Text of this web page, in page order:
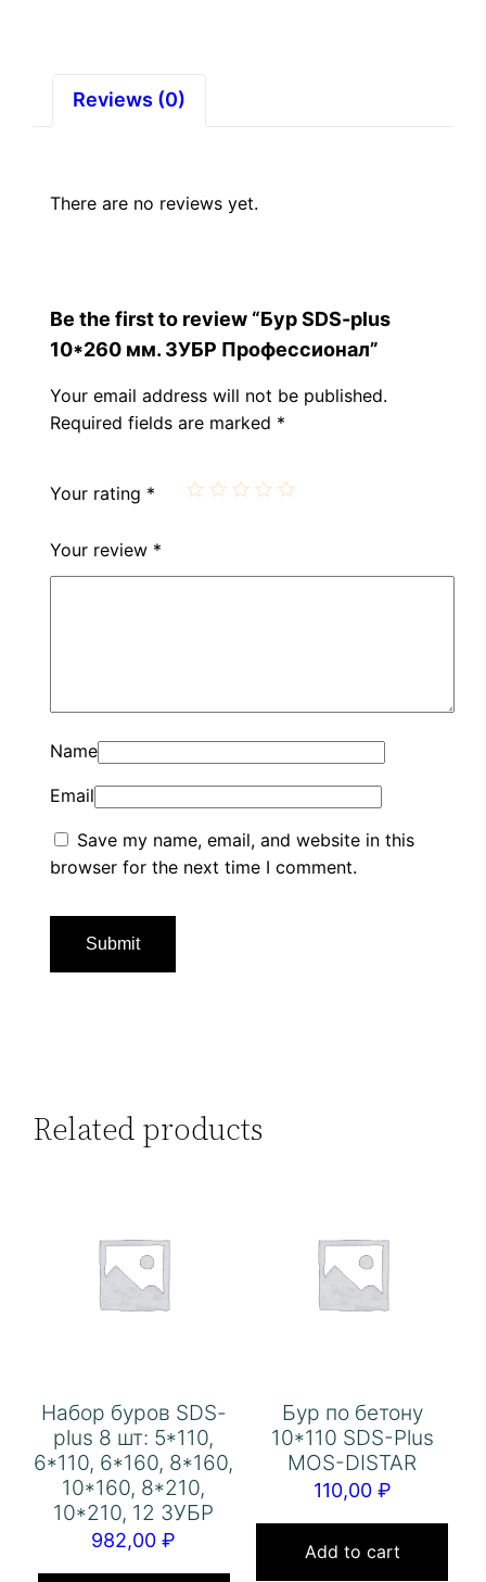
Reviews (0)
There are no reviews yet.
Be the first to review “Бур SDS-plus
10*260 мм. ЗУБР Профессионал”
Your email address will not be published.
Required fields are marked *
Your rating *
Your review *
Name
Email
Save my name, email, and website in this
browser for the next time I comment.
Related products
Набор буров SDS-
plus 8 шт: 5*110,
6*110, 6*160, 8*160,
10*160, 8*210,
10*210, 12 ЗУБР
982,00₽
Бур по бетону
10*110 SDS-Plus
MOS-DISTAR
110,00 ₽
Add to cart